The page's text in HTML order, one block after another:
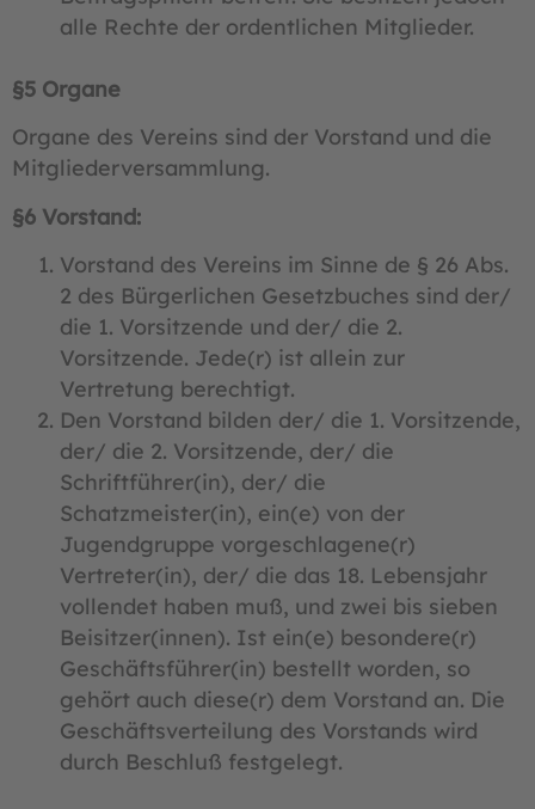
alle Rechte der ordentlichen Mitglieder.
§5 Organe
Organe des Vereins sind der Vorstand und die
Mitgliederversammlung.
§6 Vorstand:
Vorstand des Vereins im Sinne de § 26 Abs.
2 des Bürgerlichen Gesetzbuches sind der/
die 1. Vorsitzende und der/ die 2.
Vorsitzende. Jede(r) ist allein zur
Vertretung berechtigt.
Den Vorstand bilden der/ die 1. Vorsitzende,
der/ die 2. Vorsitzende, der/ die
Schriftführer(in), der/ die
Schatzmeister(in), ein(e) von der
Jugendgruppe vorgeschlagene(r)
Vertreter(in), der/ die das 18. Lebensjahr
vollendet haben muß, und zwei bis sieben
Beisitzer(innen). Ist ein(e) besondere(r)
Geschäftsführer(in) bestellt worden, so
gehört auch diese(r) dem Vorstand an. Die
Geschäftsverteilung des Vorstands wird
durch Beschluß festgelegt.